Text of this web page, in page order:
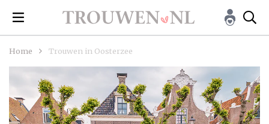
Home Trouwen in Oosterzee